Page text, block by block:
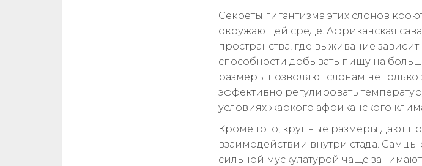
Секреты гигантизма этих слонов
окружающей среде. Африканская
пространства, где выживание
способности добывать пищу на
размеры позволяют слонам не
эффективно регулировать
условиях жаркого африканского
Кроме того, крупные размеры дают
взаимодействии внутри стада.
сильной мускулатурой чаще